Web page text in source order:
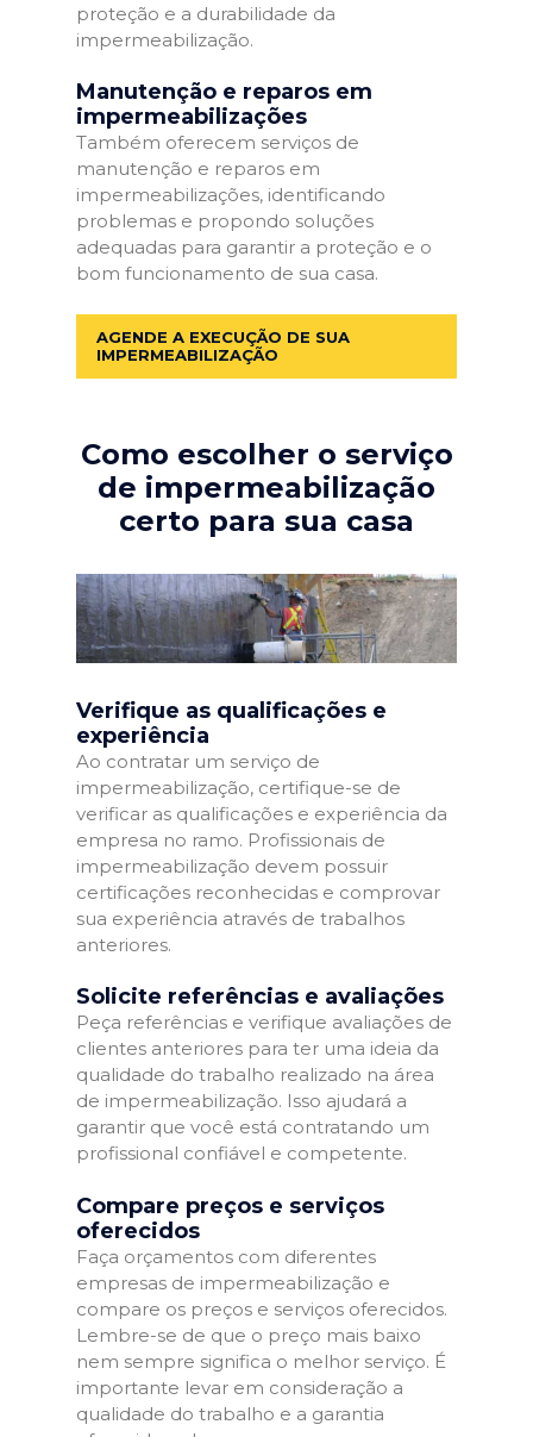
proteção e a durabilidade da
impermeabilização.
Manutenção e reparos em
impermeabilizações
Também oferecem serviços de
manutenção e reparos em
impermeabilizações, identificando
problemas e propondo soluções
adequadas para garantir a proteção e o
bom funcionamento de sua casa.
AGENDE A EXECUÇÃO DE SUA
IMPERMEABILIZAÇÃO
Como escolher o serviço
de impermeabilização
certo para sua casa
Verifique as qualificações e
experiência
Ao contratar um serviço de
impermeabilização, certifique-se de
verificar as qualificações e experiência da
empresa no ramo. Profissionais de
impermeabilização devem possuir
certificações reconhecidas e comprovar
sua experiência através de trabalhos
anteriores.
Solicite referências e avaliações
Peça referências e verifique avaliações de
clientes anteriores para ter uma ideia da
qualidade do trabalho realizado na área
de impermeabilização. Isso ajudará a
garantir que você está contratando um
profissional confiável e competente.
Compare preços e serviços
oferecidos
Faça orçamentos com diferentes
empresas de impermeabilização e
compare os preços e serviços oferecidos.
Lembre-se de que o preço mais baixo
nem sempre significa o melhor serviço. É
importante levar em consideração a
qualidade do trabalho e a garantia